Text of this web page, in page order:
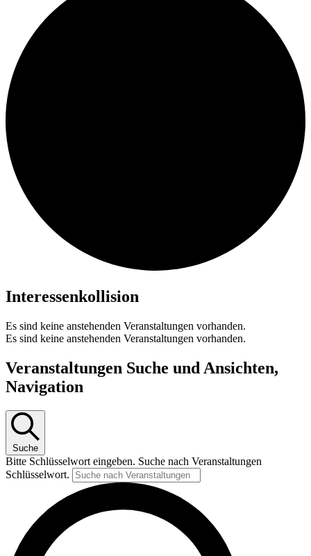
Interessenkollision
Es sind keine anstehenden Veranstaltungen vorhanden.
Es sind keine anstehenden Veranstaltungen vorhanden.
Veranstaltungen Suche und Ansichten,
Navigation
Suche
Bitte Schlüsselwort eingeben. Suche nach Veranstaltungen
Schlüsselwort.